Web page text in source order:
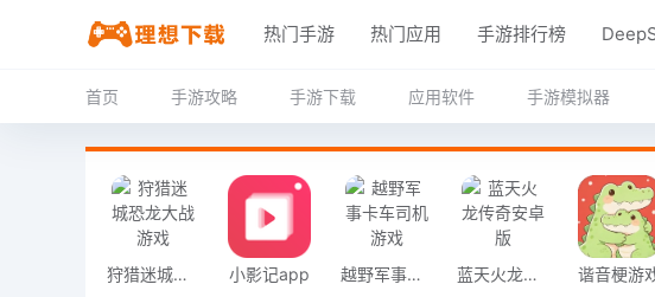
热门手游 热门应用 手游排行榜
首页 手游攻略 手游下载 应用软件 手游模拟器
狩猎迷城恐龙大战游戏 小影记app 越野军事卡车司机游戏 蓝天火龙传奇安卓版 谐音梗游